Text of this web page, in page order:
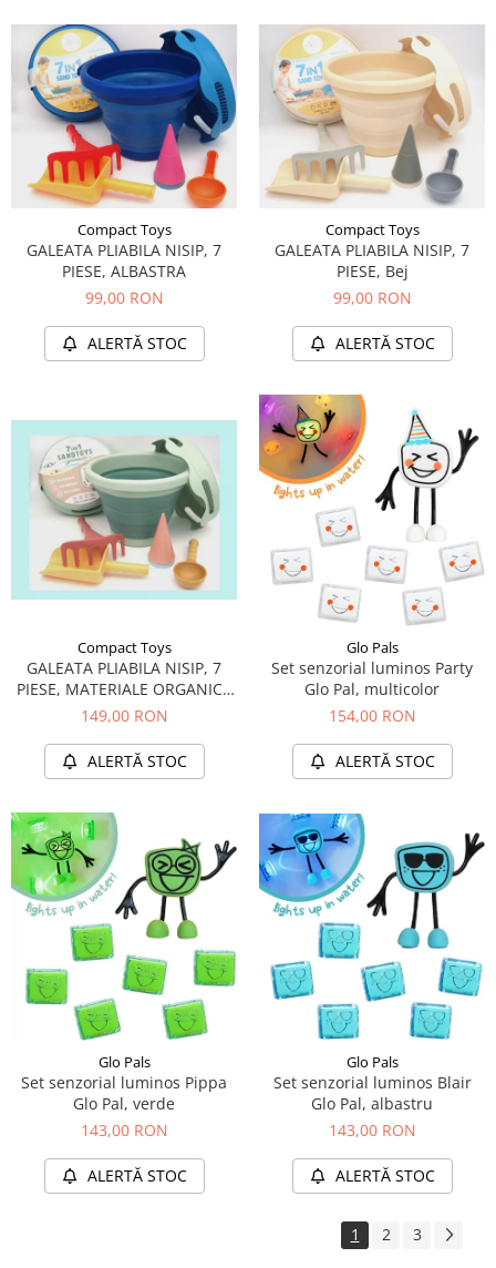
Compact Toys
GALEATA PLIABILA NISIP, 7
PIESE, ALBASTRA
99,00 RON
ALERTĂ STOC
Compact Toys
GALEATA PLIABILA NISIP, 7
PIESE, Bej
99,00 RON
ALERTĂ STOC
Compact Toys
GALEATA PLIABILA NISIP, 7
PIESE, MATERIALE ORGANICE
ECO-FRIENDLY, VERDE
149,00 RON
ALERTĂ STOC
Glo Pals
Set senzorial luminos Party
Glo Pal, multicolor
154,00 RON
ALERTĂ STOC
Glo Pals
Set senzorial luminos Pippa
Glo Pal, verde
143,00 RON
ALERTĂ STOC
Glo Pals
Set senzorial luminos Blair
Glo Pal, albastru
143,00 RON
ALERTĂ STOC
1 2 3